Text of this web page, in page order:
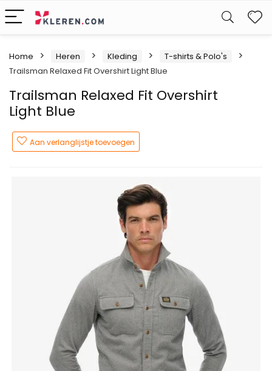
Home Heren Kleding
T-shirts & Polo's
Trailsman Relaxed Fit Overshirt Light Blue
Trailsman Relaxed Fit Overshirt
Light Blue
Aan verlanglijstje toevoegen